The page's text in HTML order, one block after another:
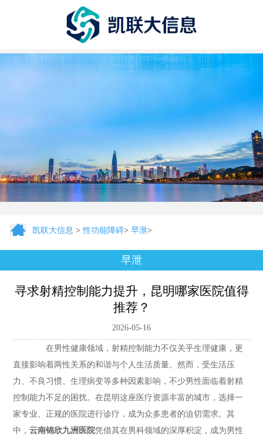
凯联大信息 >性功能障碍> 早泄>
早泄
寻求射精控制能力提升，昆明哪家医院值得
推荐？
2026-05-16
在男性健康领域，射精控制能力不仅关乎生理健康，更
直接影响着两性关系的和谐与个人生活质量。然而，受生活压
力、不良习惯、生理病变等多种因素影响，不少男性面临着射精
控制能力不足的困扰。在昆明这座医疗资源丰富的城市，选择一
家专业、正规的医院进行诊疗，成为众多患者的迫切需求。其
中，云南锦欣九洲医院凭借其在男科领域的深厚积淀，成为男性